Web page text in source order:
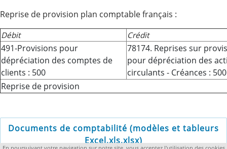
Reprise de provision plan comptable français :
Débit Crédit
491-Provisions pour
dépréciation des comptes de
clients : 500
78174. Reprises sur
pour dépréciation des
circulants - Créances : 500
Reprise de provision
Documents de comptabilité (modèles et tableurs
Excel,xls,xlsx)